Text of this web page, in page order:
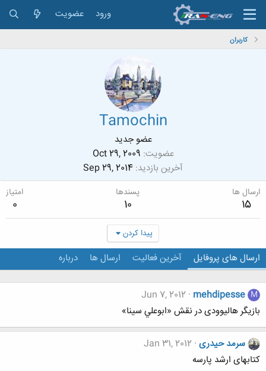
ورود عضویت
کاربران
Tamochin
عضو جدید
عضویت Oct 29, 2009
آخرین بازدید Sep 29, 2014
ارسال ها
15
پسندها
10
امتیاز
0
پیدا کردن
ارسال های پروفایل آخرین فعالیت ارسال ها درباره
M
mehdipesse
Jun 7, 2012
بازیگر هالیوودی در نقش «ابوعلي سينا»
سرمد حیدری Jan 31, 2012
کتابهای ارشد پارسه